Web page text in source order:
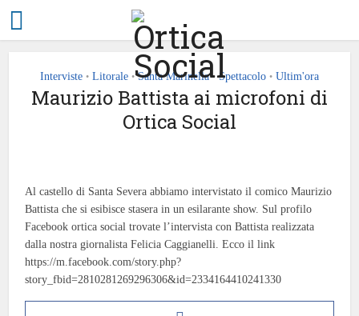
Interviste • Litorale • Santa Marinella • Spettacolo • Ultim'ora
Maurizio Battista ai microfoni di
Ortica Social
Al castello di Santa Severa abbiamo intervistato il comico Maurizio
Battista che si esibisce stasera in un esilarante show. Sul profilo
Facebook ortica social trovate l’intervista con Battista realizzata
dalla nostra giornalista Felicia Caggianelli. Ecco il link
https://m.facebook.com/story.php?
story_fbid=2810281269296306&id=2334164410241330